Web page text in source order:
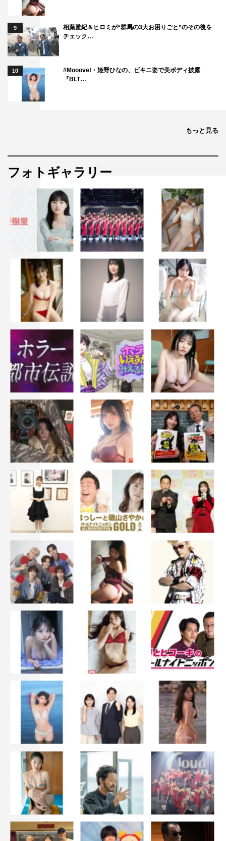
だけるといいなと。原作にはないオリジナル要素も加わっ
ているし、ワクワクするものになっていくと思います。
SPECIAL T
Q.川口さんが注目している、または推しのキャラクター
大）ですね。でも見ていて楽しいのは、消防団の皆さん。
ありで、1つのチームとして見応えがあると思います。
PROFILE
●かわぐち・はるな…1995年2月10日生まれ。長崎県出
身。B型。最近の出演作は、ドラマ『silent』『ちむどんど
ん』『着飾る恋には理由があって』、映画「極主夫道
ザ・シネマ」など。吹き替えを務めた映画「マイ・エレメ
ント」が8月4日（金）公開。
番組情報
木曜ドラマ『ハヤブサ消防団』
テレビ朝日系
毎週木曜 午後9時～9時54分
公式HP：https://www.tv-asahi.co.jp/hayabusa-syobodan/
●text／小山智久
2023年夏ドラマ ハヤブサ消防団
夏ドラマ 川口春奈
9
相葉雅紀＆ヒロミが“群馬の3大お困りごと”のその後を
チェック…
10
#Mooove!・姫野ひなの、ビキニ姿で美ボディ披露
『BLT…
もっと見る
フォトギャラリー